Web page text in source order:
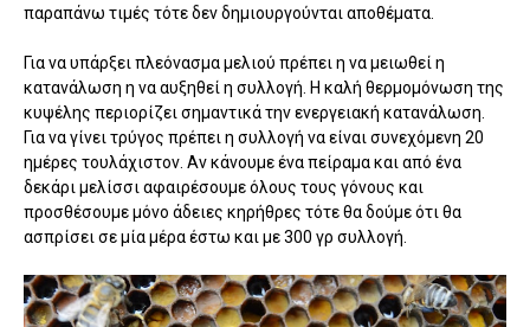
παραπάνω τιμές τότε δεν δημιουργούνται αποθέματα.
Για να υπάρξει πλεόνασμα μελιού πρέπει η να μειωθεί η
κατανάλωση η να αυξηθεί η συλλογή. Η καλή θερμομόνωση της
κυψέλης περιορίζει σημαντικά την ενεργειακή κατανάλωση.
Για να γίνει τρύγος πρέπει η συλλογή να είναι συνεχόμενη 20
ημέρες τουλάχιστον. Αν κάνουμε ένα πείραμα και από ένα
δεκάρι μελίσσι αφαιρέσουμε όλους τους γόνους και
προσθέσουμε μόνο άδειες κηρήθρες τότε θα δούμε ότι θα
ασπρίσει σε μία μέρα έστω και με 300 γρ συλλογή.